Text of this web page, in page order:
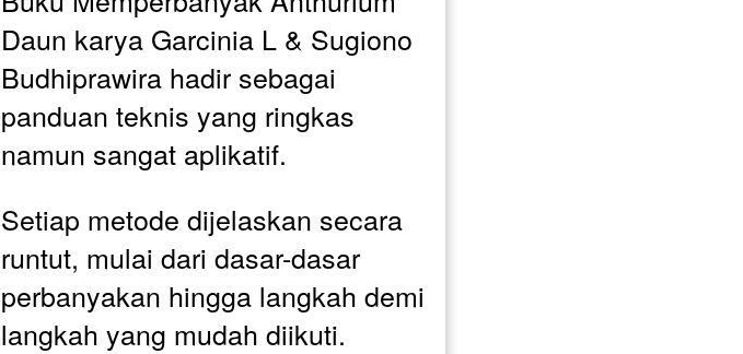
Daun karya Garcinia L & Sugiono
Budhiprawira hadir sebagai
panduan teknis yang ringkas
namun sangat aplikatif.
Setiap metode dijelaskan secara
runtut, mulai dari dasar-dasar
perbanyakan hingga langkah demi
langkah yang mudah diikuti.